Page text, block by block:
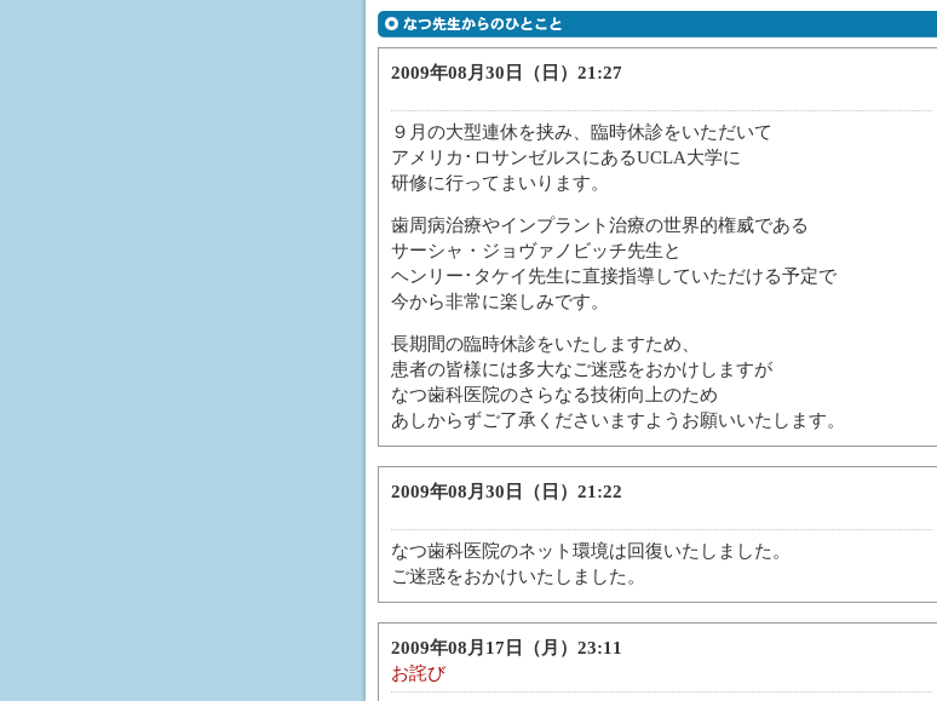
2009年08月30日（日）21:27
９月の大型連休を挟み、臨時休診をいただいて
アメリカ･ロサンゼルスにあるUCLA大学に
研修に行ってまいります。
歯周病治療やインプラント治療の世界的権威である
サーシャ・ジョヴァノビッチ先生と
ヘンリー･タケイ先生に直接指導していただける予定で
今から非常に楽しみです。
長期間の臨時休診をいたしますため、
患者の皆様には多大なご迷惑をおかけしますが
なつ歯科医院のさらなる技術向上のため
あしからずご了承くださいますようお願いいたします。
2009年08月30日（日）21:22
なつ歯科医院のネット環境は回復いたしました。
ご迷惑をおかけいたしました。
2009年08月17日（月）23:11
お詫び